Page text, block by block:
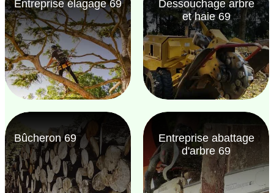
Entreprise élagage 69
Dessouchage arbre
et haie 69
Bûcheron 69
Entreprise abattage
d'arbre 69